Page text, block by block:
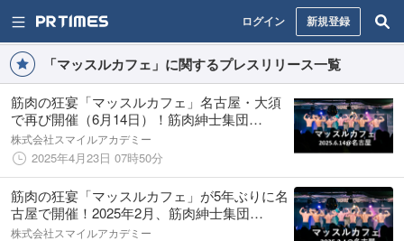
ログイン 新規登録
「マッスルカフェ」に関するプレスリリース一覧
筋肉の狂宴「マッスルカフェ」名古屋・大須
で再び開催（6月14日）！筋肉紳士集団
ALLOUTによる筋肉への熱狂＆没入体験イベ
ント
株式会社スマイルアカデミー
2025年4月23日 07時50分
筋肉の狂宴「マッスルカフェ」が5年ぶりに名
古屋で開催！2025年2月、筋肉紳士集団
ALLOUTのマッチョたちが大須で躍動！
株式会社スマイルアカデミー